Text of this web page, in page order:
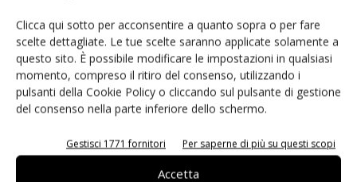
Clicca qui sotto per acconsentire a quanto sopra o per fare
scelte dettagliate. Le tue scelte saranno applicate solamente a
questo sito. È possibile modificare le impostazioni in qualsiasi
momento, compreso il ritiro del consenso, utilizzando i
pulsanti della Cookie Policy o cliccando sul pulsante di gestione
del consenso nella parte inferiore dello schermo.
Gestisci 1771 fornitori Per saperne di più su questi scopi
Accetta
misuratori meccanici di flusso sono molto imprecisi, costosi
da manutenere e difficili di gestire in termini amministrativi.
La realizzazione elettronica di tali misuratori migliora
considerevolmente la precisione della misura e allo stesso
tempo consente la gestione elettronica del misuratore.
basato sulla tecnologia ultrasonica capace di migliorare di
un fattore 10 l’accuratezza della misura tipica dei